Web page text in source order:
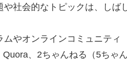
や社会的なトピックは、しば
ムやオンラインコミュニティ
Quora、2ちゃんねる（5ちゃ